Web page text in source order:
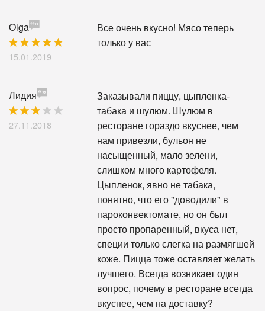
Olga
15.01.2019
Все очень вкусно! Мясо теперь
только у вас
Лидия
27.11.2018
Заказывали пиццу, цыпленка-
табака и шулюм. Шулюм в
ресторане гораздо вкуснее, чем
нам привезли, бульон не
насыщенный, мало зелени,
слишком много картофеля.
Цыпленок, явно не табака,
понятно, что его "доводили" в
пароконвектомате, но он был
просто пропаренный, вкуса нет,
специи только слегка на размягшей
коже. Пицца тоже оставляет желать
лучшего. Всегда возникает один
вопрос, почему в ресторане всегда
вкуснее, чем на доставку?